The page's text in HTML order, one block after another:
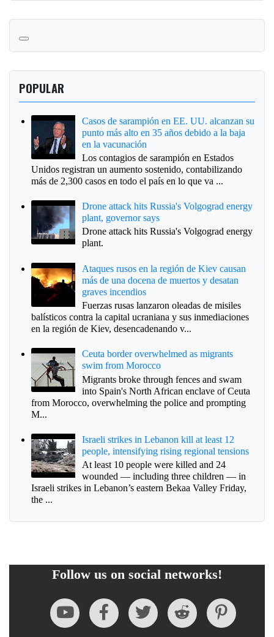
POPULAR
Casos de sarampión en EE. UU. alcanzan su
punto más alto en 35 años debido a la baja
en la vacunación
Los contagios de sarampión en Estados
Unidos registran un aumento sostenido, contabilizando
más de 2,300 casos en todo el país en lo que va ...
Drone attack hits Russia's Volgograd energy
plant, governor says
Drone attack hits Russia's Volgograd energy
plant.
Ataques rusos en la región de Kiev causan
más de una docena de muertos y desatan
graves incendios
Fuerzas rusas lanzaron oleadas de misiles
balísticos contra la capital ucraniana y sus inmediaciones
en la región de Kiev, desencadenando v...
Ceuta border overwhelmed as migrants
swim from Morocco
Migrants broke through fences and swam
into Spain's North African enclave of Ceuta
from Morocco, overwhelming the police and prompting
M...
Israeli strikes in Lebanon kill at least 12
people, intensifying rising regional tensions
At least 10 people were killed and 24
wounded — including three children — in
Israeli strikes in Lebanon’s eastern Bekaa Valley Friday,
the ...
Follow us on social networks!